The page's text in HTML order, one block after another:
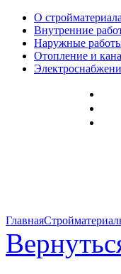
О
Внутренние
Наружные
Отопление и
Главная